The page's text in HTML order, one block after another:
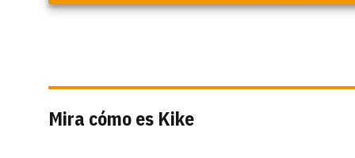
Mira cómo es Kike